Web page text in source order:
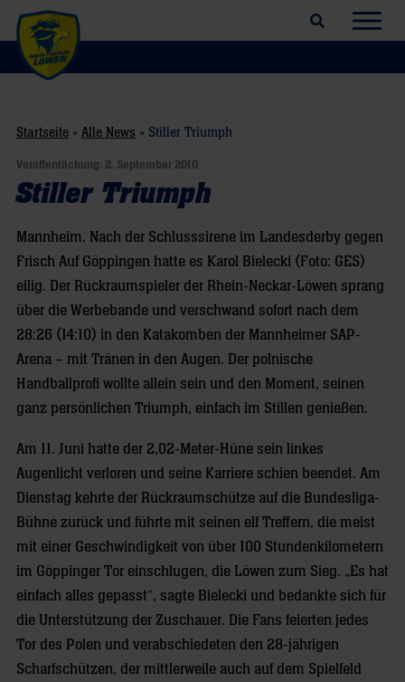
Suchfeld öffnen
Startseite » Alle News » Stiller Triumph
Veröffentlichung: 2. September 2010
Stiller Triumph
Mannheim. Nach der Schlusssirene im Landesderby gegen
Frisch Auf Göppingen hatte es Karol Bielecki (Foto: GES)
eilig. Der Rückraumspieler der Rhein-Neckar-Löwen sprang
über die Werbebande und verschwand sofort nach dem
28:26 (14:10) in den Katakomben der Mannheimer SAP-
Arena – mit Tränen in den Augen. Der polnische
Handballprofi wollte allein sein und den Moment, seinen
ganz persönlichen Triumph, einfach im Stillen genießen.
Am 11. Juni hatte der 2,02-Meter-Hüne sein linkes
Augenlicht verloren und seine Karriere schien beendet. Am
Dienstag kehrte der Rückraumschütze auf die Bundesliga-
Bühne zurück und führte mit seinen elf Treffern, die meist
mit einer Geschwindigkeit von über 100 Stundenkilometern
im Göppinger Tor einschlugen, die Löwen zum Sieg. „Es hat
einfach alles gepasst“, sagte Bielecki und bedankte sich für
die Unterstützung der Zuschauer. Die Fans feierten jedes
Tor des Polen und verabschiedeten den 28-jährigen
Scharfschützen, der mittlerweile auch auf dem Spielfeld